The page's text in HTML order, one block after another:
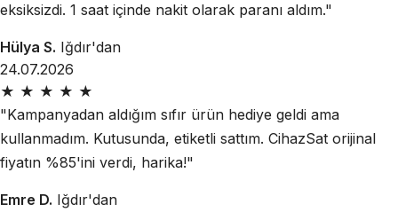
eksiksizdi. 1 saat içinde nakit olarak paranı aldım."
Hülya S. Iğdır'dan
24.07.2026
★ ★ ★ ★ ★
"Kampanyadan aldığım sıfır ürün hediye geldi ama
kullanmadım. Kutusunda, etiketli sattım. CihazSat orijinal
fiyatın %85'ini verdi, harika!"
Emre D. Iğdır'dan